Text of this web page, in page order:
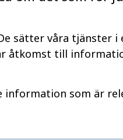
sätter våra tjänster i
åtkomst till
information som är